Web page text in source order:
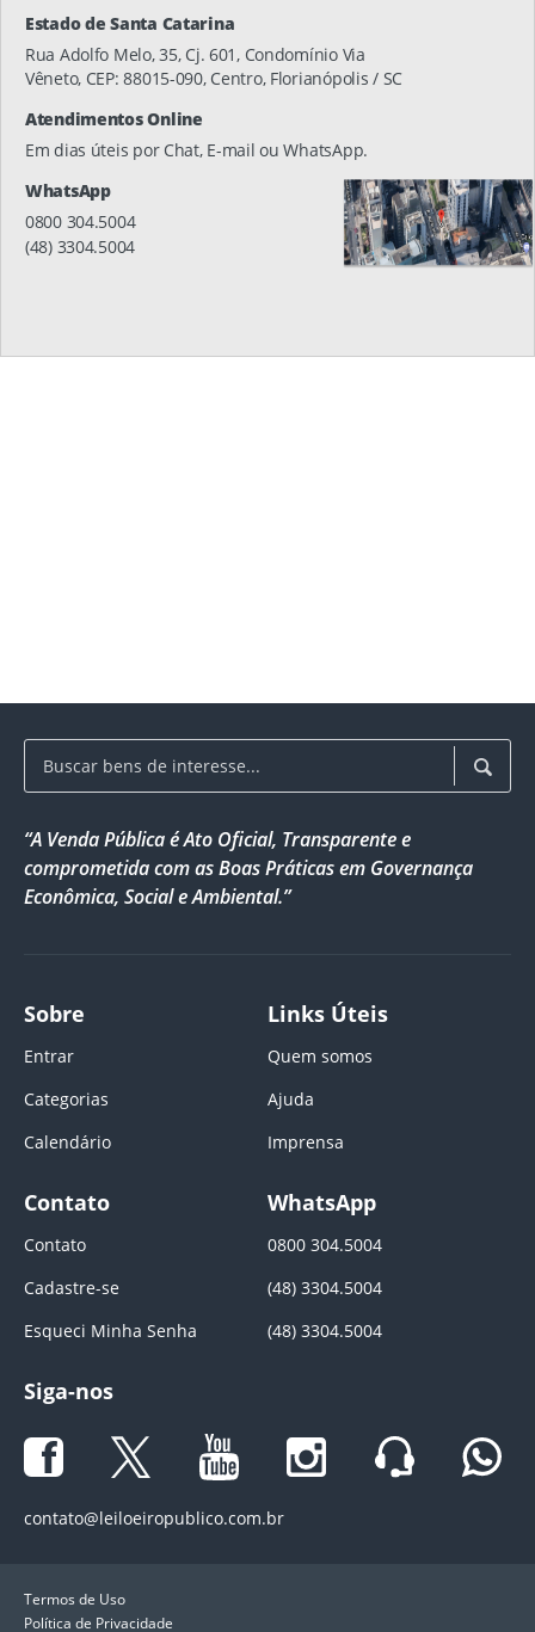
Estado de Santa Catarina
Rua Adolfo Melo, 35, Cj. 601, Condomínio Via
Vêneto, CEP: 88015-090, Centro, Florianópolis / SC
Atendimentos Online
Em dias úteis por Chat, E-mail ou WhatsApp.
WhatsApp
0800 304.5004
(48) 3304.5004
“A Venda Pública é Ato Oficial, Transparente e
comprometida com as Boas Práticas em Governança
Econômica, Social e Ambiental.”
Sobre
Entrar
Categorias
Calendário
Links Úteis
Quem somos
Ajuda
Imprensa
Contato
Contato
Cadastre-se
Esqueci Minha Senha
WhatsApp
0800 304.5004
(48) 3304.5004
(48) 3304.5004
Siga-nos
contato@leiloeiropublico.com.br
Termos de Uso
Política de Privacidade